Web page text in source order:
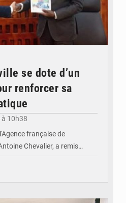
se dote d’un
renforcer sa
à 10h38
française de
Chevalier, a remis…